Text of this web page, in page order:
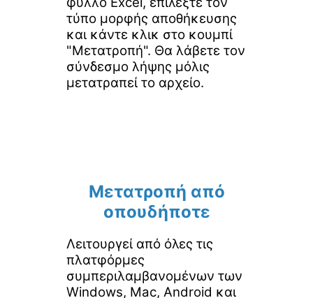
τύπο μορφής αποθήκευσης
και κάντε κλικ στο κουμπί
"Μετατροπή". Θα λάβετε τον
σύνδεσμο λήψης μόλις
μετατραπεί το αρχείο.
Μετατροπή από
οπουδήποτε
Λειτουργεί από όλες τις
πλατφόρμες
συμπεριλαμβανομένων των
Windows, Mac, Android και